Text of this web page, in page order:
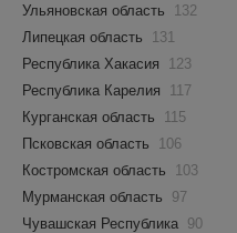
Ульяновская область
132
Липецкая область
131
Республика Хакасия
123
Республика Карелия
117
Курганская область
115
Псковская область
106
Костромская область
103
Мурманская область
97
Чувашская Республика 90